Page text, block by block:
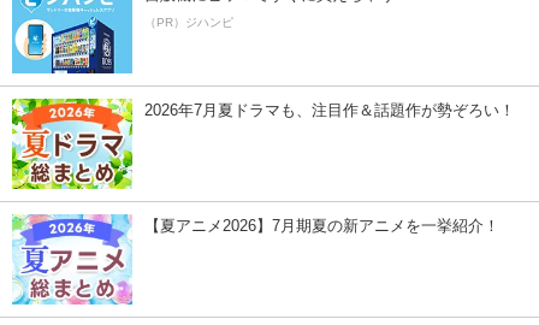
（PR）ジハンピ
2026年7月夏ドラマも、注目作＆話題作が勢ぞろい！
【夏アニメ2026】7月期夏の新アニメを一挙紹介！